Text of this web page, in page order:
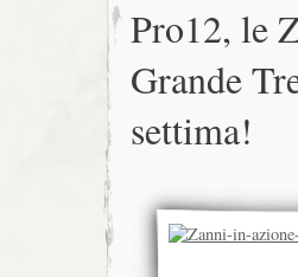
Pro12, le
Grande
settima!